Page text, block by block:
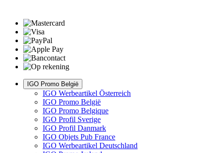
IGO Promo België
IGO Werbeartikel Österreich
IGO Promo België
IGO Promo Belgique
IGO Profil Sverige
IGO Profil Danmark
IGO Objets Pub France
IGO Werbeartikel Deutschland